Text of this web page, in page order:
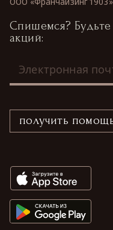
Спишемся? Будьте
акций:
получить